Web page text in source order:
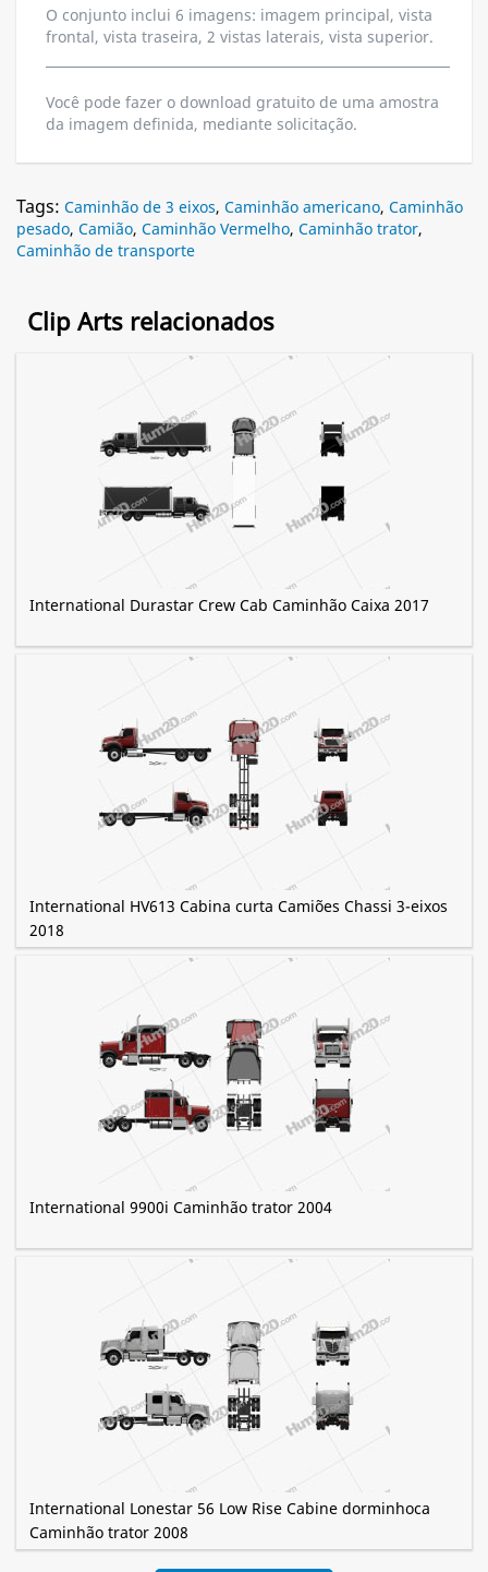
O conjunto inclui 6 imagens: imagem principal, vista
frontal, vista traseira, 2 vistas laterais, vista superior.
Você pode fazer o download gratuito de uma amostra
da imagem definida, mediante solicitação.
Tags: Caminhão de 3 eixos, Caminhão americano, Caminhão
pesado, Camião, Caminhão Vermelho, Caminhão trator,
Caminhão de transporte
Clip Arts relacionados
International Durastar Crew Cab Caminhão Caixa 2017
International HV613 Cabina curta Camiões Chassi 3-eixos
2018
International 9900i Caminhão trator 2004
International Lonestar 56 Low Rise Cabine dorminhoca
Caminhão trator 2008